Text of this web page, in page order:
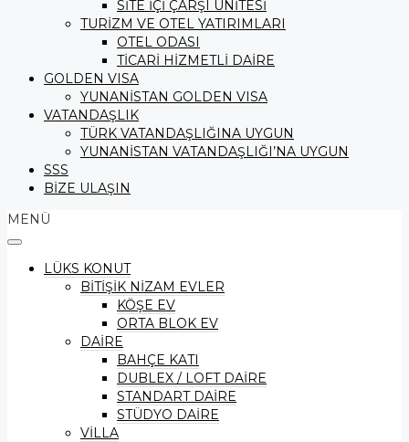
SİTE İÇİ ÇARŞI ÜNİTESİ
TURİZM VE OTEL YATIRIMLARI
OTEL ODASI
TİCARİ HİZMETLİ DAİRE
GOLDEN VISA
YUNANİSTAN GOLDEN VISA
VATANDAŞLIK
TÜRK VATANDAŞLIĞINA UYGUN
YUNANİSTAN VATANDAŞLIĞI’NA UYGUN
SSS
BİZE ULAŞIN
MENÜ
LÜKS KONUT
BİTİŞİK NİZAM EVLER
KÖŞE EV
ORTA BLOK EV
DAİRE
BAHÇE KATI
DUBLEX / LOFT DAİRE
STANDART DAİRE
STÜDYO DAİRE
VİLLA